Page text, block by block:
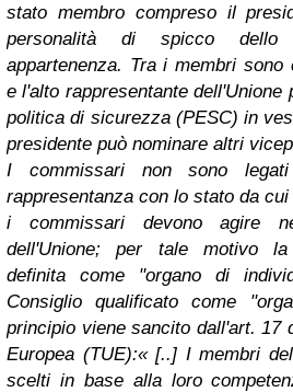
stato membro compreso il
personalità di spicco
appartenenza. Tra i membri
e l'alto rappresentante
politica di sicurezza (PESC) in
presidente può nominare altri
I commissari non sono
rappresentanza con lo stato da
i commissari devono agire
dell'Unione; per tale motivo la
definita come "organo di
Consiglio qualificato come
principio viene sancito dall'art. 17
Europea (TUE):« [..] I membri
scelti in base alla loro